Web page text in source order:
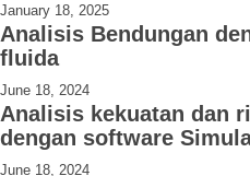
January 18, 2025
Analisis Bendungan
fluida
June 18, 2024
Analisis kekuatan dan
dengan software
June 18, 2024